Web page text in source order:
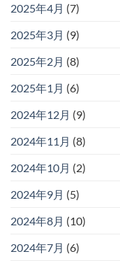
2025年4月 (7)
2025年3月 (9)
2025年2月 (8)
2025年1月 (6)
2024年12月 (9)
2024年11月 (8)
2024年10月 (2)
2024年9月 (5)
2024年8月 (10)
2024年7月 (6)